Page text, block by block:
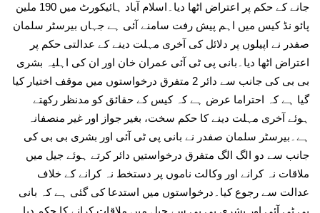
جانے کے حکم پر اعتراض اٹھا دیا۔اسلام آباد ہائیکورٹ میں 190 ملین
پائو نڈ کیس میں اہم پیش رفت سامنے آئی ہے جہاں بیرسٹر سلمان
صفدر نے اپیلوں پر دلائل کی آخری مہلت دینے کے عدالتی حکم پر
اعتراض اٹھا دیا۔بانی پی ٹی آئی عمران خان اور ان کی اہلیہ بشری
بی بی کی جانب سے دائر 2 متفرق درخواستوں میں موقف اختیار کیا
گیا ہے کہ احتراما عرض ہے کہ کیس کے حقائق کو مدنظر رکھتے
ہوئے آخری مہلت دینے کا حکم سخت، بغیر جواز اور غیر منصفانہ
ہے۔بیرسٹر سلمان صفدر نے بانی پی ٹی آئی اور بشری بی بی کی
جانب سے دو الگ الگ متفرق درخواستیں دائر کرتے ہوئے جیل میں
ملاقات نہ کرانے اور وکالت ناموں پر دستخط نہ کرانے کے خلاف
عدالت سے رجوع کیا۔درخواستوں میں استدعا کی گئی ہے کہ بانی
پی ٹی آئی اور بشری بی بی سے جیل میں ملاقات کرانے کا حکم دیا